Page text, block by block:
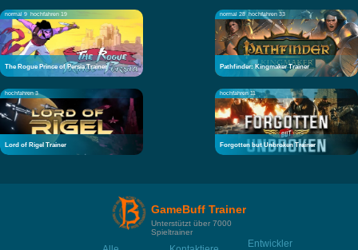
normal 9 hochfahren 19
The Rogue Prince of Persia Trainer
normal 28 hochfahren 33
Pathfinder: Kingmaker Trainer
hochfahren 3
Lord of Rigel Trainer
hochfahren 11
Forgotten but Unbroken Trainer
GameBuff Trainer
Unterstützt über 7000
Spieltrainer
Entwickler